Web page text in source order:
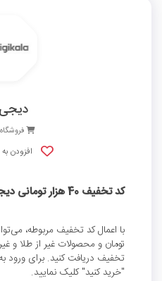
دیجی
افزودن
کد تخفیف 40 هزار تومانی دیجی‌کالا
تخفیف دریافت کنید. برای ورود
"خرید کنید" کلیک نمایید.